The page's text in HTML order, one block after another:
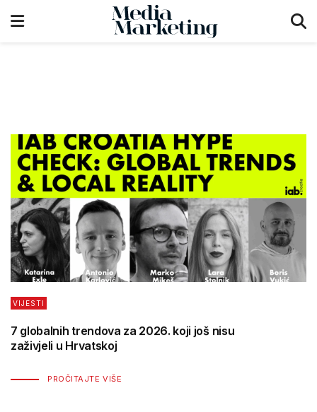
VIJESTI
Društvene mreže ubrzavaju marketing, ali
same ne mogu nositi rast brenda
PROČITAJTE VIŠE